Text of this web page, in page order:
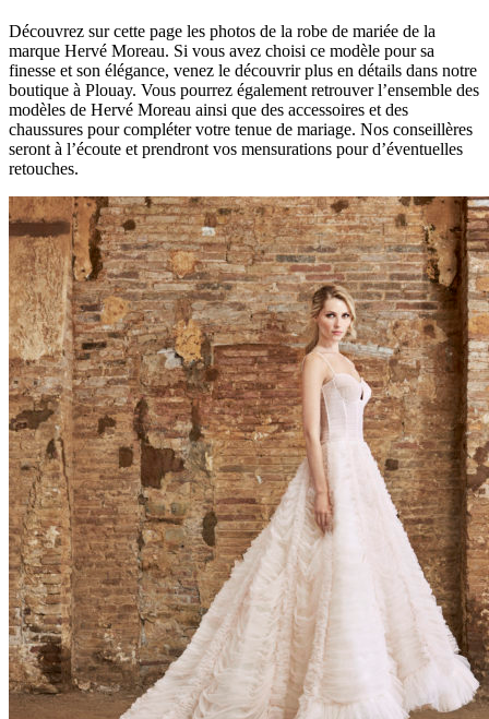
Découvrez sur cette page les photos de la robe de mariée de la
marque Hervé Moreau. Si vous avez choisi ce modèle pour sa
finesse et son élégance, venez le découvrir plus en détails dans notre
boutique à Plouay. Vous pourrez également retrouver l’ensemble des
modèles de Hervé Moreau ainsi que des accessoires et des
chaussures pour compléter votre tenue de mariage. Nos conseillères
seront à l’écoute et prendront vos mensurations pour d’éventuelles
retouches.